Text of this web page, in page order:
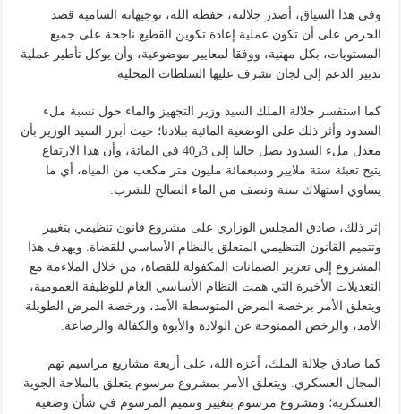
وفي هذا السياق، أصدر جلالته، حفظه الله، توجيهاته السامية قصد
الحرص على أن تكون عملية إعادة تكوين القطيع ناجحة على جميع
المستويات، بكل مهنية، ووفقا لمعايير موضوعية، وأن يوكل تأطير عملية
تدبير الدعم إلى لجان تشرف عليها السلطات المحلية.
كما استفسر جلالة الملك السيد وزير التجهيز والماء حول نسبة ملء
السدود وأثر ذلك على الوضعية المائية ببلادنا؛ حيث أبرز السيد الوزير بأن
معدل ملء السدود يصل حاليا إلى 3ر40 في المائة، وأن هذا الارتفاع
يتيح تعبئة ستة ملايير وسبعمائة مليون متر مكعب من المياه، أي ما
يساوي استهلاك سنة ونصف من الماء الصالح للشرب.
إثر ذلك، صادق المجلس الوزاري على مشروع قانون تنظيمي بتغيير
وتتميم القانون التنظيمي المتعلق بالنظام الأساسي للقضاة. ويهدف هذا
المشروع إلى تعزيز الضمانات المكفولة للقضاة، من خلال الملاءمة مع
التعديلات الأخيرة التي همت النظام الأساسي العام للوظيفة العمومية،
ويتعلق الأمر برخصة المرض المتوسطة الأمد، ورخصة المرض الطويلة
الأمد، والرخص الممنوحة عن الولادة والأبوة والكفالة والرضاعة.
كما صادق جلالة الملك، أعزه الله، على أربعة مشاريع مراسيم تهم
المجال العسكري. ويتعلق الأمر بمشروع مرسوم يتعلق بالملاحة الجوية
العسكرية؛ ومشروع مرسوم بتغيير وتتميم المرسوم في شأن وضعية